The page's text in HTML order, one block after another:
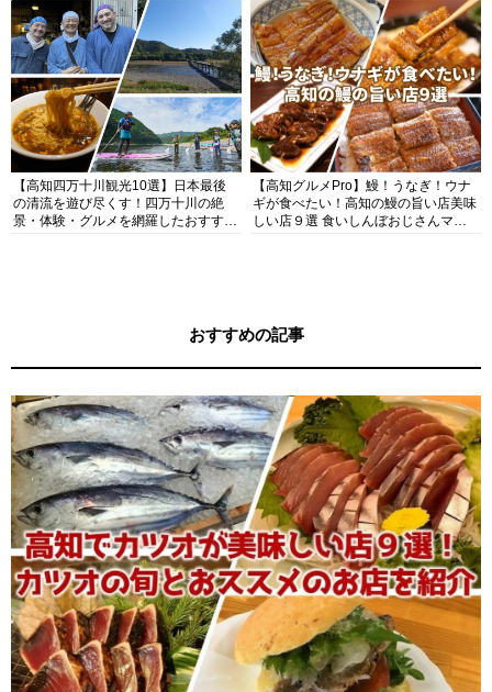
【高知四万十川観光10選】日本最後
の清流を遊び尽くす！四万十川の絶
景・体験・グルメを網羅したおすすめ
【高知グルメPro】鰻！うなぎ！ウナ
ギが食べたい！高知の鰻の旨い店美味
しい店９選 食いしんぼおじさんマッ
おすすめの記事